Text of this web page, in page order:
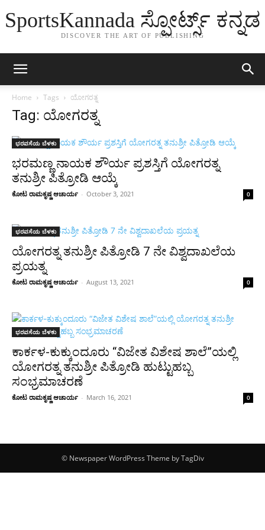
SportsKannada ಸ್ಪೋರ್ಟ್ಸ್ ಕನ್ನಡ
DISCOVER THE ART OF PUBLISHING
Home Tags ಯೋಗರತ್ನ
Tag: ಯೋಗರತ್ನ
ಭರವಸೆಯ ಬೆಳಕು
ಭರಮಣ್ಣ ನಾಯಕ ಶೌರ್ಯ ಪ್ರಶಸ್ತಿಗೆ ಯೋಗರತ್ನ
ತನುಶ್ರೀ ಪಿತ್ರೋಡಿ ಆಯ್ಕೆ
ಕೋಟ ರಾಮಕೃಷ್ಣ ಆಚಾರ್ಯ - October 3, 2021 0
ಭರವಸೆಯ ಬೆಳಕು
ಯೋಗರತ್ನ ತನುಶ್ರೀ ಪಿತ್ರೋಡಿ 7 ನೇ ವಿಶ್ವದಾಖಲೆಯ
ಪ್ರಯತ್ನ
ಕೋಟ ರಾಮಕೃಷ್ಣ ಆಚಾರ್ಯ - August 13, 2021 0
ಭರವಸೆಯ ಬೆಳಕು
ಕಾರ್ಕಳ-ಕುಕ್ಕುಂದೂರು “ವಿಜೇತ ವಿಶೇಷ ಶಾಲೆ”ಯಲ್ಲಿ
ಯೋಗರತ್ನ ತನುಶ್ರೀ ಪಿತ್ರೋಡಿ ಹುಟ್ಟುಹಬ್ಬ
ಸಂಭ್ರಮಾಚರಣೆ
ಕೋಟ ರಾಮಕೃಷ್ಣ ಆಚಾರ್ಯ - March 16, 2021 0
© Newspaper WordPress Theme by TagDiv